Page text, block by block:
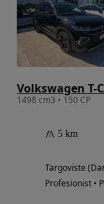
Volkswagen T-
1498 cm3 • 150 CP
5 km
Targoviste
Profesionist •